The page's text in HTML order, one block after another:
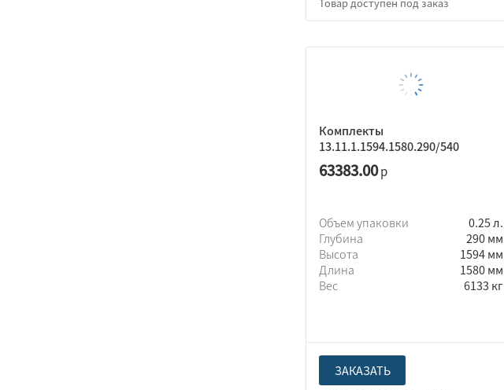
Комплекты
13.11.1.1594.1580.290/540
63383.00р
Объем упаковки
0.25 л.
Глубина
290 мм
Высота
1594 мм
Длина
1580 мм
Вес
6133 кг
ЗАКАЗАТЬ